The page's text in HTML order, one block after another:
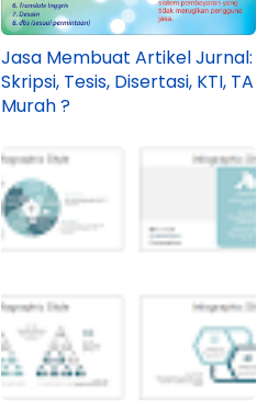
Jasa Membuat Artikel Jurnal:
Skripsi, Tesis, Disertasi, KTI, TA
Murah ?